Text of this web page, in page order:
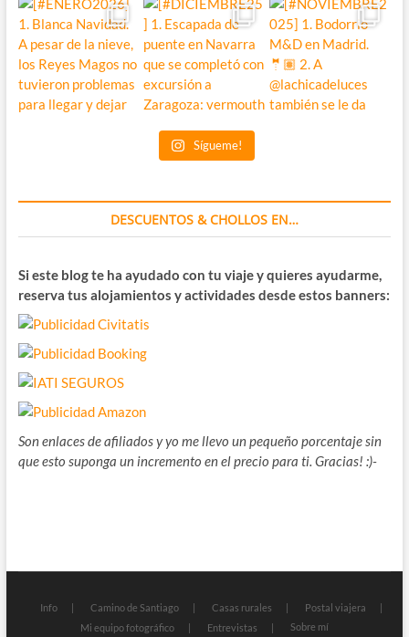
Sígueme!
DESCUENTOS & CHOLLOS EN…
Si este blog te ha ayudado con tu viaje y quieres ayudarme,
reserva tus alojamientos y actividades desde estos banners:
Son enlaces de afiliados y yo me llevo un pequeño porcentaje sin
que esto suponga un incremento en el precio para ti. Gracias! :)-
Info Camino de Santiago Casas rurales
Postal viajera
Mi equipo fotográfico
Entrevistas Sobre mí